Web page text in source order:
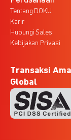
Tentang DOKU
Karir
Hubungi Sales
Kebijakan Privasi
Transaksi
Global